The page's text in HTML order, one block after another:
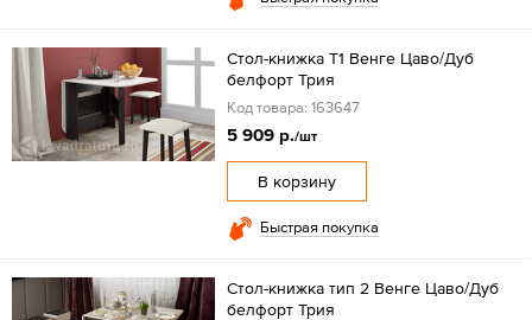
Стол-книжка Т1 Венге Цаво/Дуб
белфорт Трия
Код товара: 163647
5 909 р./шт
В корзину
Быстрая покупка
Стол-книжка тип 2 Венге Цаво/Дуб
белфорт Трия